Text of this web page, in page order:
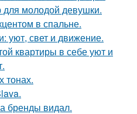
молодой девушки.
в спальне.
уют, свет и движение.
квартиры в себе уют и
тонах.
бренды видал.